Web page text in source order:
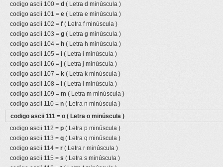
codigo ascii 100 = d ( Letra d minúscula )
codigo ascii 101 = e ( Letra e minúscula )
codigo ascii 102 = f ( Letra f minúscula )
codigo ascii 103 = g ( Letra g minúscula )
codigo ascii 104 = h ( Letra h minúscula )
codigo ascii 105 = i ( Letra i minúscula )
codigo ascii 106 = j ( Letra j minúscula )
codigo ascii 107 = k ( Letra k minúscula )
codigo ascii 108 =
( Letra l minúscula )
codigo ascii 109 = m ( Letra m minúscula )
codigo ascii 110 = n ( Letra n minúscula )
codigo ascii 111 = o ( Letra o minúscula )
codigo ascii 112 = p ( Letra p minúscula )
codigo ascii 113 = q ( Letra q minúscula )
codigo ascii 114 = r ( Letra r minúscula )
codigo ascii 115 = s ( Letra s minúscula )